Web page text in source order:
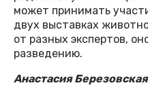
может принимать
двух выставках
от разных экспертов,
разведению.
Анастасия Березовская